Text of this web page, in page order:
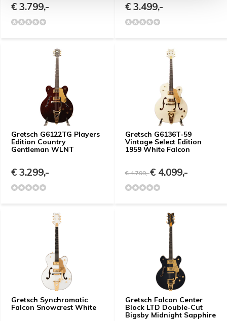
€ 3.799,- € 3.499,-
Gretsch G6122TG Players
Edition Country
Gentleman WLNT
€ 3.299,-
Gretsch G6136T-59
Vintage Select Edition
1959 White Falcon
€ 4.799,-€ 4.099,-
Gretsch Synchromatic
Falcon Snowcrest White
Gretsch Falcon Center
Block LTD Double-Cut
Bigsby Midnight Sapphire